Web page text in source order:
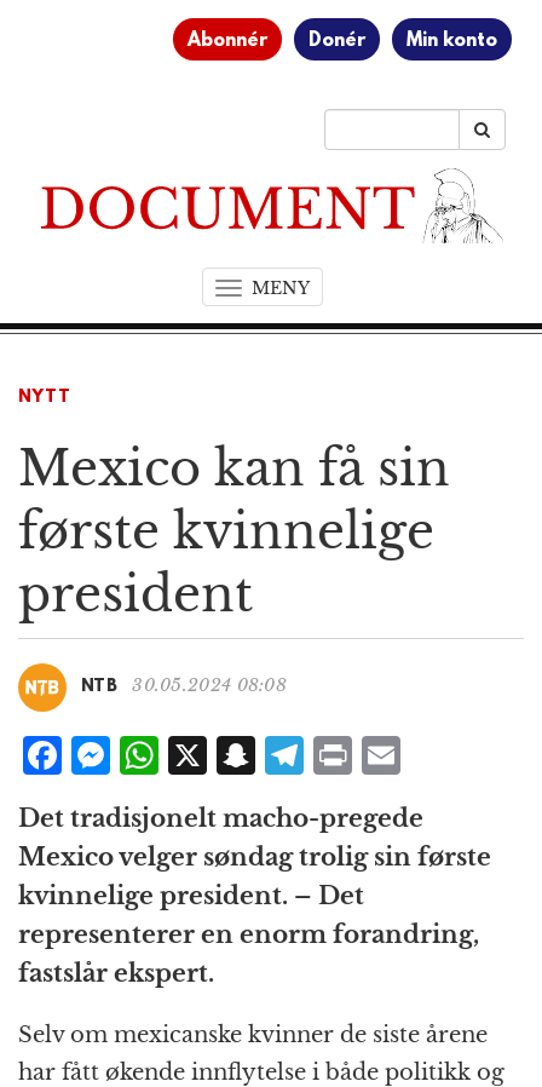
Abonnér Donér Min konto
MENYT
o
i
i
NYTT
Mexico kan få sin
første kvinnelige
president
NTB 30.05.2024 08:08
F
c
e
b
o
o
k
M
e
ss
e
n
g
e
r
W
at
s
A
p
p
X S
n
a
p
c
h
T
e
g
r
a
P
n
t
m
ai
l
Det tradisjonelt macho-pregede
Mexico velger søndag trolig sin første
kvinnelige president. – Det
representerer en enorm forandring,
fastslår ekspert.
Selv om mexicanske kvinner de siste årene
har fått økende innflytelse i både politikk og